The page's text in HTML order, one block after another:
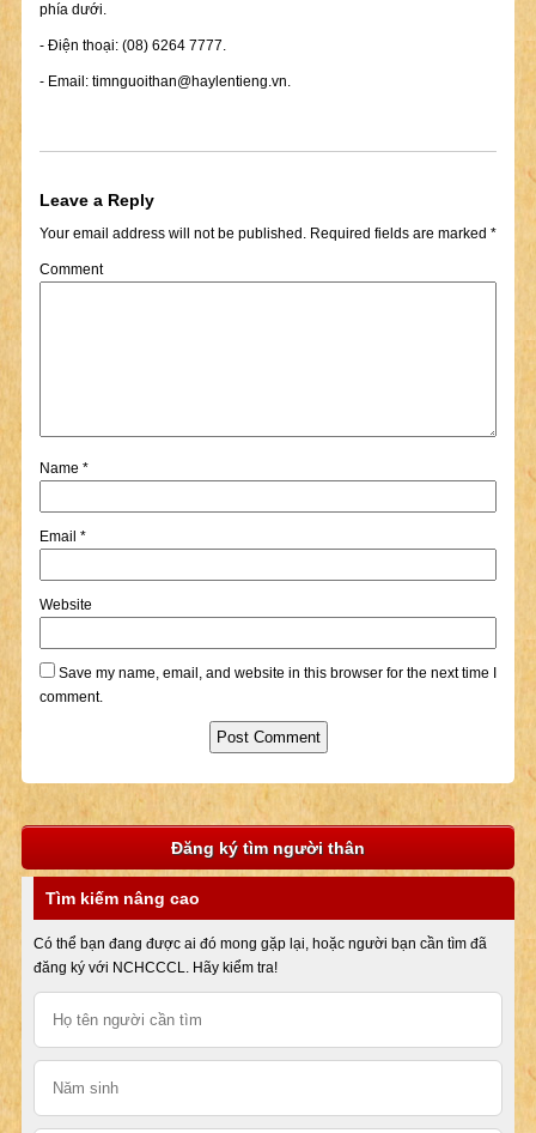
phía dưới.
- Điện thoại: (08) 6264 7777.
- Email: timnguoithan@haylentieng.vn.
Leave a Reply
Your email address will not be published.Required fields are marked *
Comment
Name *
Email *
Website
Save my name, email, and website in this browser for the next time I
comment.
Đăng ký tìm người thân
Tìm kiếm nâng cao
Có thể bạn đang được ai đó mong gặp lại, hoặc người bạn cần tìm đã
đăng ký với NCHCCCL. Hãy kiểm tra!